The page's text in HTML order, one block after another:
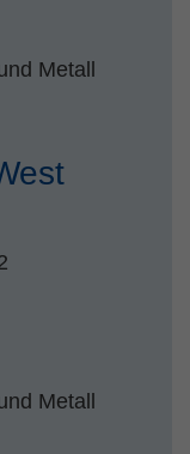
Metall
Metall